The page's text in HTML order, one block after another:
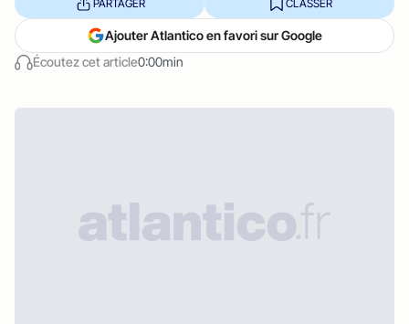
Écoutez cet article0:00min
PARTAGER CLASSER
Ajouter Atlantico en favori sur Google